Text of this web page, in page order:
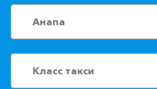
Анапа
Класс такси